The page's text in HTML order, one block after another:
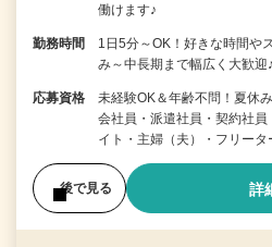
働けます♪
勤務時間
1日5分～OK！好きな時間や
み～中長期まで幅広く大歓迎
応募資格
未経験OK＆年齢不問！夏休
会社員・派遣社員・契約社
イト・主婦（夫）・フリー
後で見る 詳